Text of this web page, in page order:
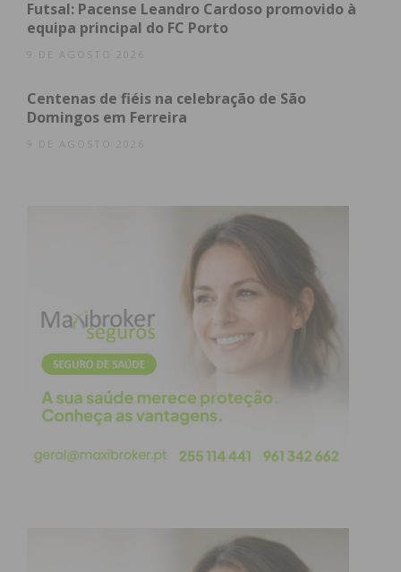
Atualmente, a rede portuguesa articula
entidades públicas
educação e ação social, garantindo um apoio
multidisciplinar às vítimas e respetivas famílias.
adaptação da metodologia a realidades distintas. O
seminário contará com a participação de
representantes da Grécia, Espanha, Itália, Hungria,
Um Diagnóstico da Violência na
Europa
A sessão da manhã será marcada pela intervenção
Europeia, que apresentará dados atualizados
percurso da UNIDAS, destacando o impacto real
que a rede tem tido no território do Douro,
Futsal: Pacense Leandro Cardoso promovido à
equipa principal do FC Porto
9 DE AGOSTO 2026
Centenas de fiéis na celebração de São
Domingos em Ferreira
9 DE AGOSTO 2026